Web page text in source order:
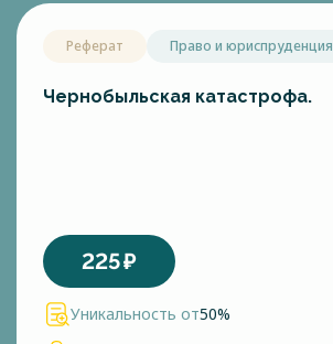
Реферат Право и юриспруденция
Чернобыльская катастрофа.
225₽
Уникальность от50%